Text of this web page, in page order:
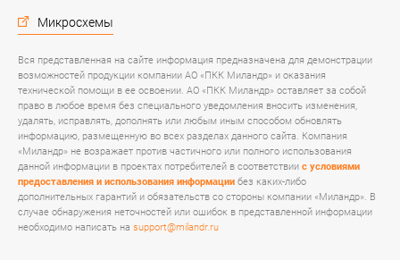
Микросхемы
Вся представленная на сайте информация предназначена для демонстрации
возможностей продукции компании АО «ПКК Миландр» и оказания
технической помощи в ее освоении. АО «ПКК Миландр» оставляет за собой
право в любое время без специального уведомления вносить изменения,
удалять, исправлять, дополнять или любым иным способом обновлять
информацию, размещенную во всех разделах данного сайта. Компания
«Миландр» не возражает против частичного или полного использования
данной информации в проектах потребителей в соответствии с условиями
предоставления и использования информации без каких-либо
дополнительных гарантий и обязательств со стороны компании «Миландр». В
случае обнаружения неточностей или ошибок в представленной информации
необходимо написать на support@milandr.ru